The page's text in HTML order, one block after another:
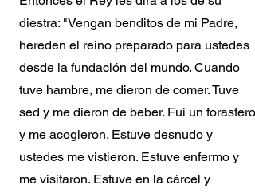
diestra: "Vengan benditos de mi Padre,
hereden el reino preparado para ustedes
desde la fundación del mundo. Cuando
tuve hambre, me dieron de comer. Tuve
sed y me dieron de beber. Fui un forastero
y me acogieron. Estuve desnudo y
ustedes me vistieron. Estuve enfermo y
me visitaron. Estuve en la cárcel y